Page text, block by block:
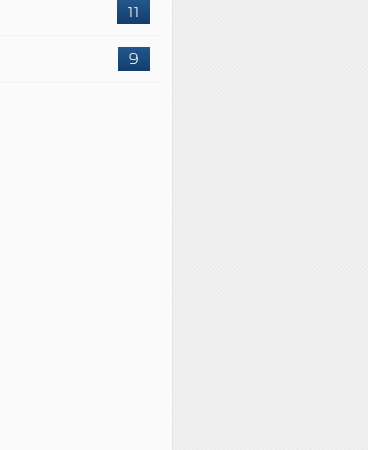
11
9